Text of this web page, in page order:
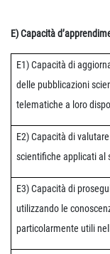
E) Capacità
E1) Capacità di
delle pubblicazioni
telematiche a loro
E2) Capacità di
scientifiche applicati al
E3) Capacità di
utilizzando le
particolarmente utili